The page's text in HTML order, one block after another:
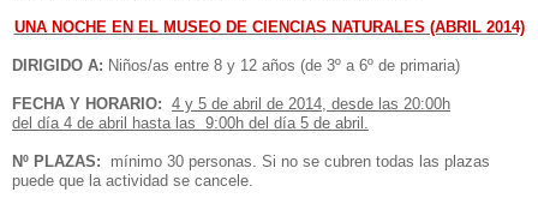
UNA NOCHE EN EL MUSEO DE CIENCIAS NATURALES (ABRIL 2014)
DIRIGIDO A: Niños/as entre 8 y 12 años (de 3º a 6º de primaria)
FECHA Y HORARIO: 4 y 5 de abril de 2014, desde las 20:00h
del día 4 de abril hasta las 9:00h del día 5 de abril.
Nº PLAZAS: mínimo 30 personas. Si no se cubren todas las plazas
puede que la actividad se cancele.